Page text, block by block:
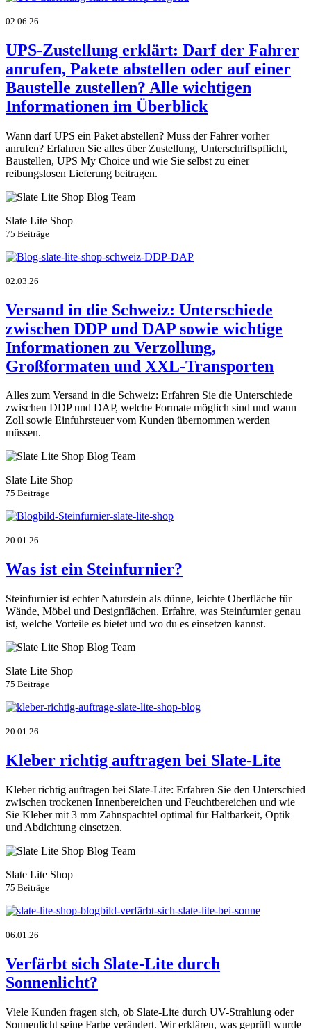
02.06.26
UPS-Zustellung erklärt: Darf der Fahrer
anrufen, Pakete abstellen oder auf einer
Baustelle zustellen? Alle wichtigen
Informationen im Überblick
Wann darf UPS ein Paket abstellen? Muss der Fahrer vorher
anrufen? Erfahren Sie alles über Zustellung, Unterschriftspflicht,
Baustellen, UPS My Choice und wie Sie selbst zu einer
reibungslosen Lieferung beitragen.
Slate Lite Shop
75 Beiträge
02.03.26
Versand in die Schweiz: Unterschiede
zwischen DDP und DAP sowie wichtige
Informationen zu Verzollung,
Großformaten und XXL-Transporten
Alles zum Versand in die Schweiz: Erfahren Sie die Unterschiede
zwischen DDP und DAP, welche Formate möglich sind und wann
Zoll sowie Einfuhrsteuer vom Kunden übernommen werden
müssen.
Slate Lite Shop
75 Beiträge
20.01.26
Was ist ein Steinfurnier?
Steinfurnier ist echter Naturstein als dünne, leichte Oberfläche für
Wände, Möbel und Designflächen. Erfahre, was Steinfurnier genau
ist, welche Vorteile es bietet und wo du es einsetzen kannst.
Slate Lite Shop
75 Beiträge
20.01.26
Kleber richtig auftragen bei Slate-Lite
Kleber richtig auftragen bei Slate-Lite: Erfahren Sie den Unterschied
zwischen trockenen Innenbereichen und Feuchtbereichen und wie
Sie Kleber mit 3 mm Zahnspachtel optimal für Haltbarkeit, Optik
und Abdichtung einsetzen.
Slate Lite Shop
75 Beiträge
06.01.26
Verfärbt sich Slate-Lite durch
Sonnenlicht?
Viele Kunden fragen sich, ob Slate-Lite durch UV-Strahlung oder
Sonnenlicht seine Farbe verändert. Wir erklären, was geprüft wurde